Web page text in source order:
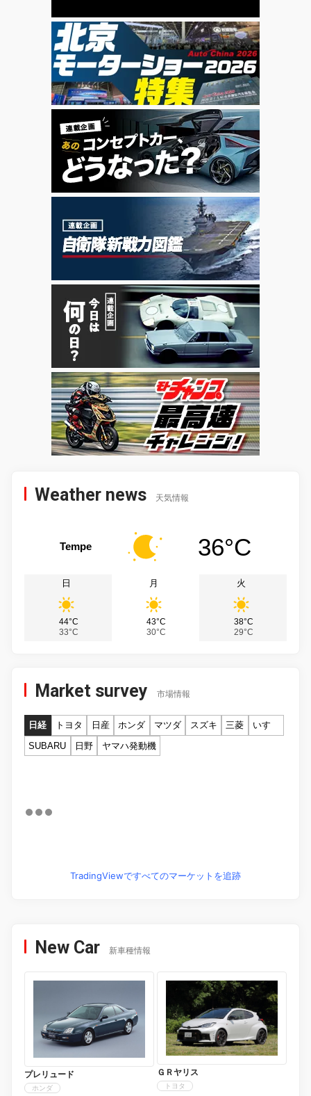
Weather news 天気情報
Tempe 36°C
日
44°C
33°C
月
43°C
30°C
火
38°C
29°C
Market survey 市場情報
日経 トヨタ 日産 ホンダ マツダ スズキ 三菱
いすゞ
SUBARU
日野 ヤマハ発動機
TradingViewですべてのマーケットを追跡
New Car 新車種情報
プレリュード
ホンダ
ＧＲヤリス
トヨタ